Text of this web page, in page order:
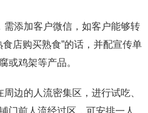
需添加客户微信，如客户能够转
店购买熟食”的话，并配宣传单
或鸡架等产品。
边的人流密集区，进行试吃、
门前人流经过区，可安排一人